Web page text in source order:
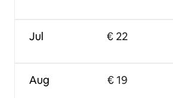
Jul
Aug
€ 22
€ 19